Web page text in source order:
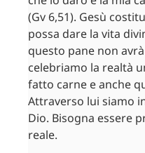
(Gv 6,51). Gesù
possa dare la vita
questo pane non
celebriamo la realtà
fatto carne e anche
Attraverso lui siamo
Dio. Bisogna essere
reale.